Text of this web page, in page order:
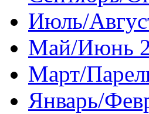
Июль/
Май/Июнь
Март/
Январь/